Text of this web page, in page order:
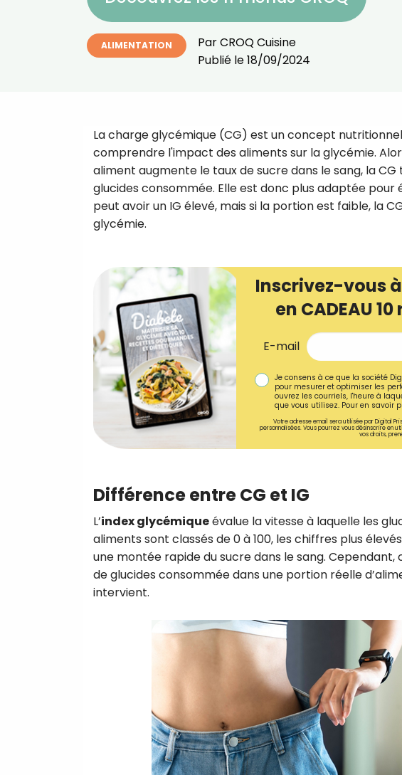
ALIMENTATION ParCROQ Cuisine
Publié le18/09/2024
La charge glycémique (CG) est un concept
comprendre l'impact des aliments sur la glycémie.
aliment augmente le taux de sucre dans le sang, la
glucides consommée. Elle est donc plus adaptée
peut avoir un IG élevé, mais si la portion est faible, la
glycémie.
Inscrivez-vous
en CADEAU 10
E-mail
Je consens à ce que la société
pour mesurer et optimiser les
ouvrez les courriels, l'heure à
que vous utilisez. Pour en savoir
Votre adresse email sera utilisée par Digital
personnalisées. Vous pourrez vous désinscrire en
vos droits,
Différence entre CG et IG
L’index glycémiqueévalue la vitesse à laquelle les
aliments sont classés de 0 à 100, les chiffres plus
une montée rapide du sucre dans le sang.
de glucides consommée dans une portion réelle
intervient.